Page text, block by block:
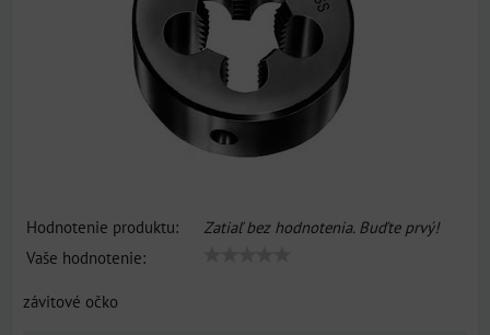
Hodnotenie produktu:
Zatiaľ bez hodnotenia. Buďte prvý!
Vaše hodnotenie:
závitové očko